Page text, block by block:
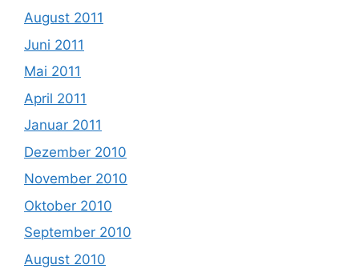
August 2011
Juni 2011
Mai 2011
April 2011
Januar 2011
Dezember 2010
November 2010
Oktober 2010
September 2010
August 2010